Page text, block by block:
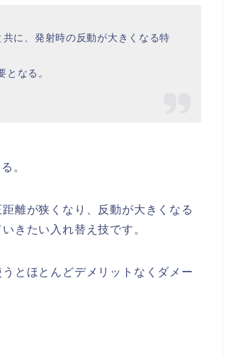
に、発射時の反動が大きくなる特
なる。
。
離が狭くなり、反動が大きくなる
きたい入れ替え技です。
とほとんどデメリットなくダメー